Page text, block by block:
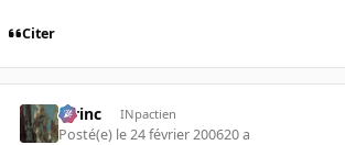
Citer
lorinc INpactien
Posté(e) le 24 février 200620 a